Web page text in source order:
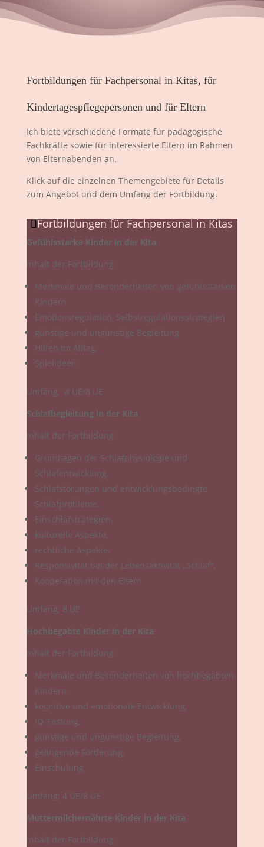
Fortbildungen für Fachpersonal in Kitas, für
Kindertagespflegepersonen und für Eltern
Ich biete verschiedene Formate für pädagogische
Fachkräfte sowie für interessierte Eltern im Rahmen
von Elternabenden an.
Klick auf die einzelnen Themengebiete für Details
zum Angebot und dem Umfang der Fortbildung.
Fortbildungen für Fachpersonal in Kitas
Gefühlsstarke Kinder in der Kita
Inhalt der Fortbildung:
Merkmale und Besonderheiten von gefühlsstarken
Kindern
Emotionsregulation, Selbstregulationsstrategien
günstige und ungünstige Begleitung
Hilfen im Alltag,
Spielideen
Umfang: 4 UE/8 UE
Schlafbegleitung in der Kita
Inhalt der Fortbildung:
Grundlagen der Schlafphysiologie und
Schlafentwicklung,
Schlafstörungen und entwicklungsbedingte
Schlafprobleme,
Einschlafstrategien,
kulturelle Aspekte,
rechtliche Aspekte,
Responsivität bei der Lebensaktivität „Schlaf“,
Kooperation mit den Eltern
Umfang: 8 UE
Hochbegabte Kinder in der Kita
Inhalt der Fortbildung:
Merkmale und Besonderheiten von hochbegabten
Kindern,
kognitive und emotionale Entwicklung,
IQ-Testung,
günstige und ungünstige Begleitung,
gelingende Förderung,
Einschulung
Umfang: 4 UE/8 UE
Muttermilchernährte Kinder in der Kita
Inhalt der Fortbildung: